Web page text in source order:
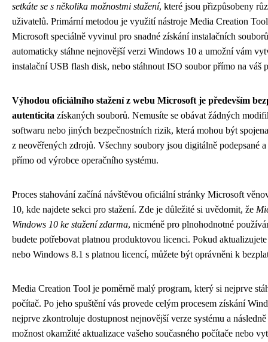
setkáte se s několika možnostmi stažení, které jsou přizpůsobeny
uživatelů. Primární metodou je využití nástroje Media Creation
Microsoft speciálně vyvinul pro snadné získání instalačních
automaticky stáhne nejnovější verzi Windows 10 a umožní vám
instalační USB flash disk, nebo stáhnout ISO soubor přímo na váš
Výhodou oficiálního stažení z webu Microsoft je především
autenticita získaných souborů. Nemusíte se obávat žádných
softwaru nebo jiných bezpečnostních rizik, která mohou být
z neověřených zdrojů. Všechny soubory jsou digitálně podepsané
přímo od výrobce operačního systému.
Proces stahování začíná návštěvou oficiální stránky Microsoft
10, kde najdete sekci pro stažení. Zde je důležité si uvědomit, že
Windows 10 ke stažení zdarma, nicméně pro plnohodnotné
budete potřebovat platnou produktovou licenci. Pokud
nebo Windows 8.1 s platnou licencí, můžete být oprávněni k
Media Creation Tool je poměrně malý program, který si nejprve
počítač. Po jeho spuštění vás provede celým procesem získání
nejprve zkontroluje dostupnost nejnovější verze systému a
možnost okamžité aktualizace vašeho současného počítače nebo